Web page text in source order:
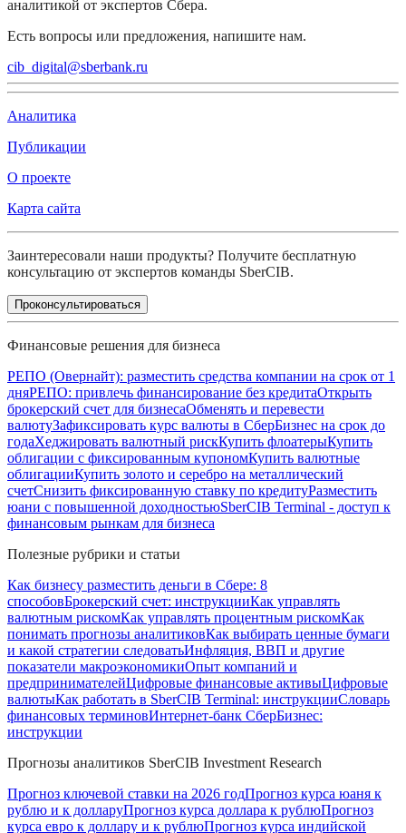
аналитикой от экспертов Сбера.
Есть вопросы или предложения, напишите нам.
cib_digital@sberbank.ru
Аналитика
Публикации
О проекте
Карта сайта
Заинтересовали наши продукты? Получите бесплатную
консультацию от экспертов команды SberCIB.
Проконсультироваться
Финансовые решения для бизнеса
РЕПО (Овернайт): разместить средства компании на срок от 1
дняРЕПО: привлечь финансирование без кредитаОткрыть
брокерский счет для бизнесаОбменять и перевести
валютуЗафиксировать курс валюты в СберБизнес на срок до
годаХеджировать валютный рискКупить флоатерыКупить
облигации с фиксированным купономКупить валютные
облигацииКупить золото и серебро на металлический
счетСнизить фиксированную ставку по кредитуРазместить
юани с повышенной доходностьюSberCIB Terminal - доступ к
финансовым рынкам для бизнеса
Полезные рубрики и статьи
Как бизнесу разместить деньги в Сбере: 8
способовБрокерский счет: инструкцииКак управлять
валютным рискомКак управлять процентным рискомКак
понимать прогнозы аналитиковКак выбирать ценные бумаги
и какой стратегии следоватьИнфляция, ВВП и другие
показатели макроэкономикиОпыт компаний и
предпринимателейЦифровые финансовые активыЦифровые
валютыКак работать в SberCIB Terminal: инструкцииСловарь
финансовых терминовИнтернет-банк СберБизнес:
инструкции
Прогнозы аналитиков SberCIB Investment Research
Прогноз ключевой ставки на 2026 годПрогноз курса юаня к
рублю и к долларуПрогноз курса доллара к рублюПрогноз
курса евро к доллару и к рублюПрогноз курса индийской